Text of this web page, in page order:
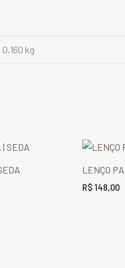
0,160 kg
LENÇO
R$ 148,00